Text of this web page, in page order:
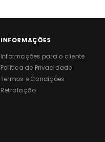
INFORMAÇÕES
Informações para o cliente
Política de Privacidade
Termos e Condições
Retratação